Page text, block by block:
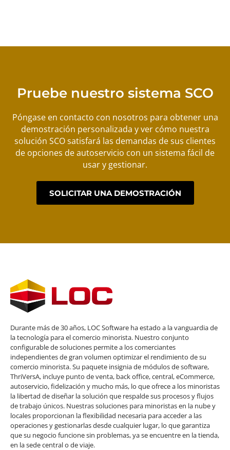
Pruebe nuestro sistema SCO
Póngase en contacto con nosotros para obtener una
demostración personalizada y ver cómo nuestra
solución SCO satisfará las demandas de sus clientes
de opciones de autoservicio con un sistema fácil de
usar y gestionar.
SOLICITAR UNA DEMOSTRACIÓN
Durante más de 30 años, LOC Software ha estado a la vanguardia de
la tecnología para el comercio minorista. Nuestro conjunto
configurable de soluciones permite a los comerciantes
independientes de gran volumen optimizar el rendimiento de su
comercio minorista. Su paquete insignia de módulos de software,
ThriVersA, incluye punto de venta, back office, central, eCommerce,
autoservicio, fidelización y mucho más, lo que ofrece a los minoristas
la libertad de diseñar la solución que respalde sus procesos y flujos
de trabajo únicos. Nuestras soluciones para minoristas en la nube y
locales proporcionan la flexibilidad necesaria para acceder a las
operaciones y gestionarlas desde cualquier lugar, lo que garantiza
que su negocio funcione sin problemas, ya se encuentre en la tienda,
en la sede central o de viaje.